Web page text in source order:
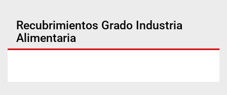
Recubrimientos Grado Industria
Alimentaria